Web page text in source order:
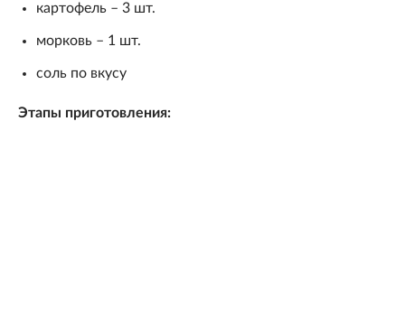
картофель – 3 шт.
морковь – 1 шт.
соль по вкусу
Этапы приготовления: